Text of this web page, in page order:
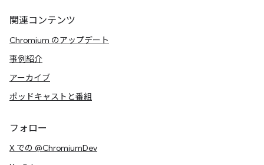
関連コンテンツ
Chromium のアップデート
事例紹介
アーカイブ
ポッドキャストと番組
フォロー
X での @ChromiumDev